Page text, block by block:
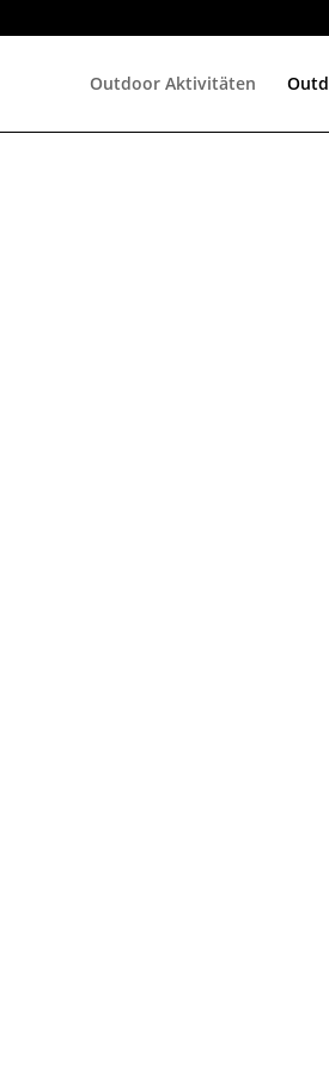
Outdoor Aktivitäten